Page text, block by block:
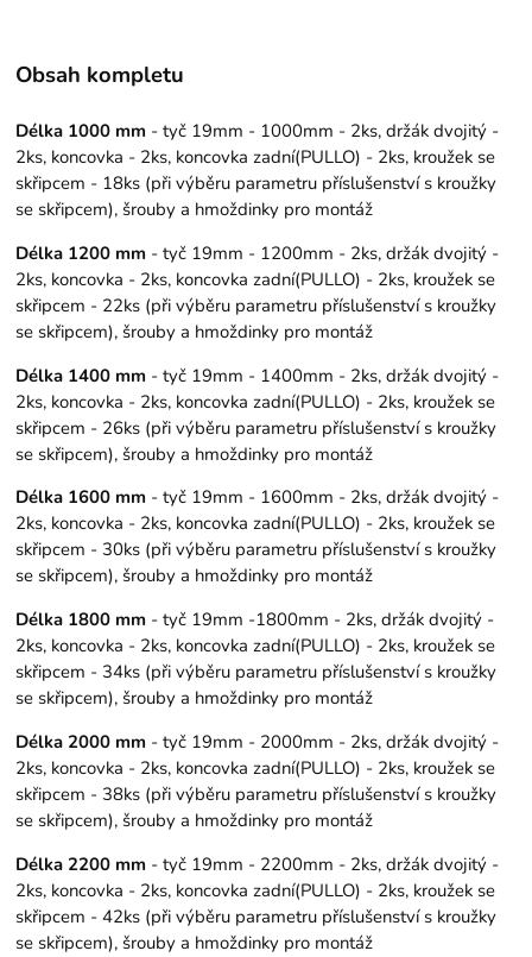
Obsah kompletu
Délka 1000 mm - tyč 19mm - 1000mm - 2ks, držák dvojitý -
2ks, koncovka - 2ks, koncovka zadní(PULLO) - 2ks, kroužek se
skřipcem - 18ks (při výběru parametru příslušenství s kroužky
se skřipcem), šrouby a hmoždinky pro montáž
Délka 1200 mm - tyč 19mm - 1200mm - 2ks, držák dvojitý -
2ks, koncovka - 2ks, koncovka zadní(PULLO) - 2ks, kroužek se
skřipcem - 22ks (při výběru parametru příslušenství s kroužky
se skřipcem), šrouby a hmoždinky pro montáž
Délka 1400 mm - tyč 19mm - 1400mm - 2ks, držák dvojitý -
2ks, koncovka - 2ks, koncovka zadní(PULLO) - 2ks, kroužek se
skřipcem - 26ks (při výběru parametru příslušenství s kroužky
se skřipcem), šrouby a hmoždinky pro montáž
Délka 1600 mm - tyč 19mm - 1600mm - 2ks, držák dvojitý -
2ks, koncovka - 2ks, koncovka zadní(PULLO) - 2ks, kroužek se
skřipcem - 30ks (při výběru parametru příslušenství s kroužky
se skřipcem), šrouby a hmoždinky pro montáž
Délka 1800 mm - tyč 19mm -1800mm - 2ks, držák dvojitý -
2ks, koncovka - 2ks, koncovka zadní(PULLO) - 2ks, kroužek se
skřipcem - 34ks (při výběru parametru příslušenství s kroužky
se skřipcem), šrouby a hmoždinky pro montáž
Délka 2000 mm - tyč 19mm - 2000mm - 2ks, držák dvojitý -
2ks, koncovka - 2ks, koncovka zadní(PULLO) - 2ks, kroužek se
skřipcem - 38ks (při výběru parametru příslušenství s kroužky
se skřipcem), šrouby a hmoždinky pro montáž
Délka 2200 mm - tyč 19mm - 2200mm - 2ks, držák dvojitý -
2ks, koncovka - 2ks, koncovka zadní(PULLO) - 2ks, kroužek se
skřipcem - 42ks (při výběru parametru příslušenství s kroužky
se skřipcem), šrouby a hmoždinky pro montáž